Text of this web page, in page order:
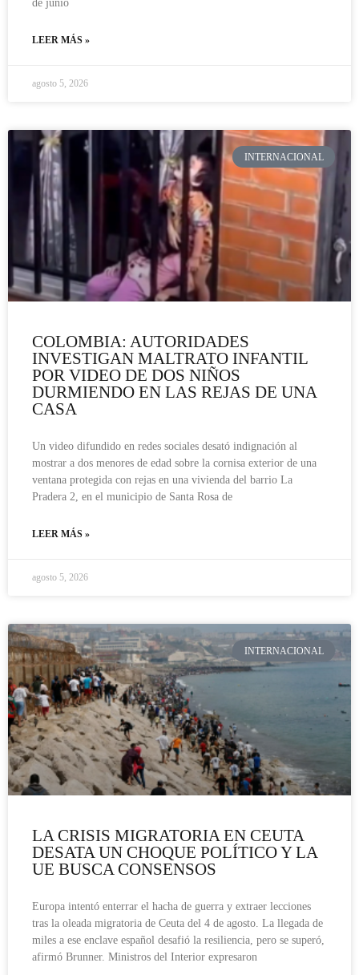
de junio
LEER MÁS »
agosto 5, 2026
INTERNACIONAL
COLOMBIA: AUTORIDADES
INVESTIGAN MALTRATO INFANTIL
POR VIDEO DE DOS NIÑOS
DURMIENDO EN LAS REJAS DE UNA
CASA
Un video difundido en redes sociales desató indignación al
mostrar a dos menores de edad sobre la cornisa exterior de una
ventana protegida con rejas en una vivienda del barrio La
Pradera 2, en el municipio de Santa Rosa de
LEER MÁS »
agosto 5, 2026
INTERNACIONAL
LA CRISIS MIGRATORIA EN CEUTA
DESATA UN CHOQUE POLÍTICO Y LA
UE BUSCA CONSENSOS
Europa intentó enterrar el hacha de guerra y extraer lecciones
tras la oleada migratoria de Ceuta del 4 de agosto. La llegada de
miles a ese enclave español desafió la resiliencia, pero se superó,
afirmó Brunner. Ministros del Interior expresaron